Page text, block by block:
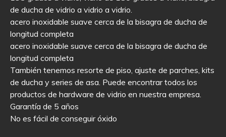
de ducha de vidrio a vidrio a vidrio.
acero inoxidable suave cerca de la bisagra de ducha de
longitud completa
acero inoxidable suave cerca de la bisagra de ducha de
longitud completa
También tenemos resorte de piso, ajuste de parches, kits
de ducha y series de asa. Puede encontrar todos los
productos de hardware de vidrio en nuestra empresa.
Garantía de 5 años
No es fácil de conseguir óxido